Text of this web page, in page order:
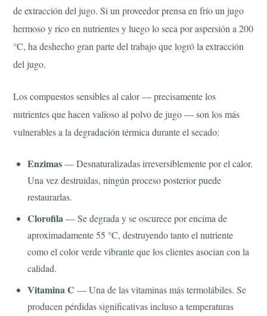
de extracción del jugo. Si un proveedor prensa en frío un jugo
hermoso y rico en nutrientes y luego lo seca por aspersión a 200
°C, ha deshecho gran parte del trabajo que logró la extracción
del jugo.
Los compuestos sensibles al calor — precisamente los
nutrientes que hacen valioso al polvo de jugo — son los más
vulnerables a la degradación térmica durante el secado:
Enzimas— Desnaturalizadas irreversiblemente por el calor.
Una vez destruidas, ningún proceso posterior puede
restaurarlas.
Clorofila— Se degrada y se oscurece por encima de
aproximadamente 55 °C, destruyendo tanto el nutriente
como el color verde vibrante que los clientes asocian con la
calidad.
Vitamina C — Una de las vitaminas más termolábiles. Se
producen pérdidas significativas incluso a temperaturas